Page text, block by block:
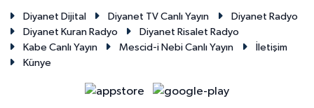
Diyanet Dijital Diyanet TV Canlı Yayın
Diyanet Radyo
Diyanet Kuran Radyo
Diyanet Risalet Radyo
Kabe Canlı Yayın
Mescid-i Nebi Canlı Yayın
İletişim
Künye